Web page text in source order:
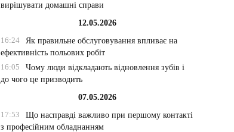
вирішувати домашні справи
12.05.2026
16:24
Як правильне обслуговування впливає на
ефективність польових робіт
16:05
Чому люди відкладають відновлення зубів і
до чого це призводить
07.05.2026
17:53
Що насправді важливо при першому контакті
з професійним обладнанням